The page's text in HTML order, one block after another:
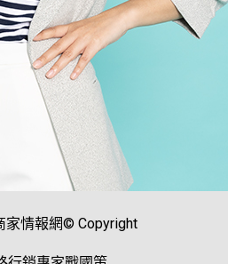
家情報網© Copyright